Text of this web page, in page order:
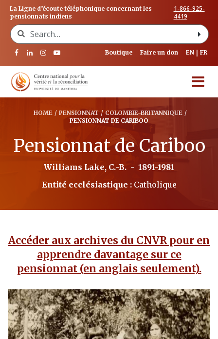
La Ligne d’écoute téléphonique concernant les
pensionnats indiens
1-866-925-
4419
Search for:
Boutique Faire un don EN FR
HOME / PENSIONNAT / COLOMBIE-BRITANNIQUE /
PENSIONNAT DE CARIBOO
Pensionnat de Cariboo
Williams Lake, C.-B. - 1891-1981
Entité ecclésiastique : Catholique
Accéder aux archives du CNVR pour en
apprendre davantage sur ce
pensionnat (en anglais seulement).